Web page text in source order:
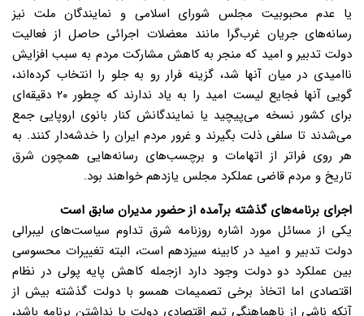
یا عدم محبوبیت مجلس شورای اسلامی و نمایندگان ملت نیز
رسانه‌های جریان غرب‌گرا مانند معضلات اجرائی حاصل از فعالیت
دولت تدبیر و امید که منجر به کاهش مشارکت مردم به سبب افزایش
ناامیدی در میان آنها شد، گزینه فرار رو به جلو را انتخاب کرده‌اند،
گویی آنها فجایع لیست امید را به یاد ندارند که چطور ۲۰ دقیقه‌ای
برای کشور نسخه می‌پیچید یا نمایندگانش کنار بانوی اروپایی جمع
می‌شدند تا سلفی ذلت بگیرند و غرور مردم ایران را خدشه‌دار کنند. به
هر روی فراتر از اتهامات و برچسب‌های رسانه‌هایی همچون شرق
تاریخ و مردم قاضی عملکرد مجلس یازدهم خواهند بود.
اجرای برنامه‌های گذشته برآمده از حضور مدیران سابق است
یکی از مسائل مورد اشاره روزنامه شرق تداوم سیاست‌های لیبرالی
دولت تدبیر و امید در کابینه سیزدهم است، البته تغییرات محسوسی
بین عملکرد دو دولت وجود دارد از‌جمله کاهش پایه پولی در نظام
اقتصادی اما اتخاذ برخی تصمیمات همسو با دولت گذشته بیش از
آنکه ناشی از ناهماهنگی تیم اقتصادی دولت یا نداشتن برنامه باشد،